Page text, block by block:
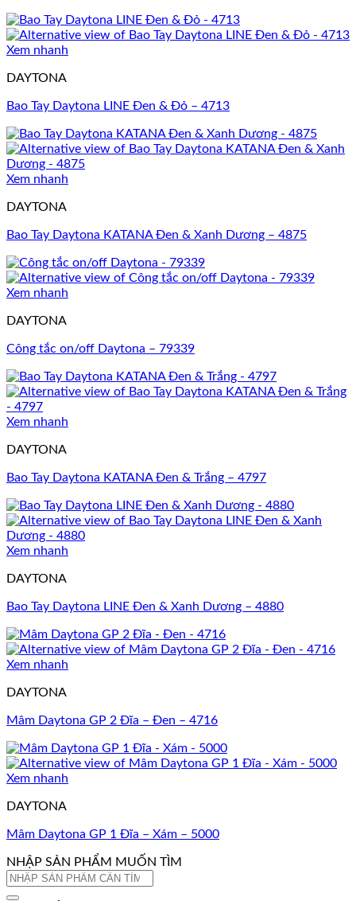
Xem nhanh
DAYTONA
Bao Tay Daytona LINE Đen & Đỏ – 4713
Xem nhanh
DAYTONA
Bao Tay Daytona KATANA Đen & Xanh Dương – 4875
Xem nhanh
DAYTONA
Công tắc on/off Daytona – 79339
Xem nhanh
DAYTONA
Bao Tay Daytona KATANA Đen & Trắng – 4797
Xem nhanh
DAYTONA
Bao Tay Daytona LINE Đen & Xanh Dương – 4880
Xem nhanh
DAYTONA
Mâm Daytona GP 2 Đĩa – Đen – 4716
Xem nhanh
DAYTONA
Mâm Daytona GP 1 Đĩa – Xám – 5000
NHẬP SẢN PHẨM MUỐN TÌM
Tìm